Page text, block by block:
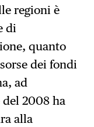
regioni è
di
quanto
dei fondi
ad
del 2008 ha
alla